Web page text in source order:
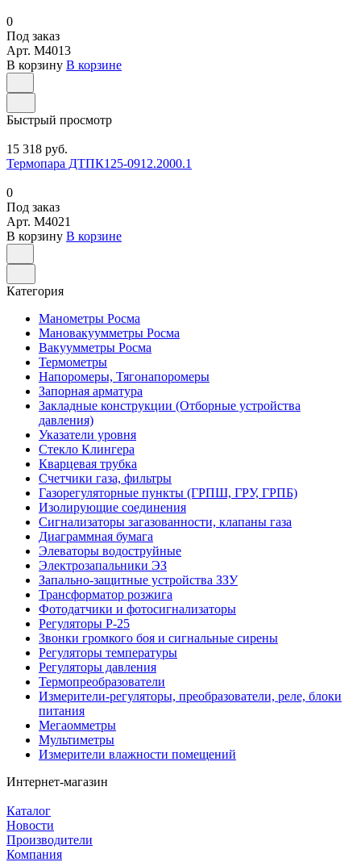
0
Под заказ
Арт. M4013
В корзину В корзине
Быстрый просмотр
15 318 руб.
Термопара ДТПК125-0912.2000.1
0
Под заказ
Арт. M4021
В корзину В корзине
Категория
Манометры Росма
Мановакуумметры Росма
Вакуумметры Росма
Термометры
Напоромеры, Тягонапоромеры
Запорная арматура
Закладные конструкции (Отборные устройства
давления)
Указатели уровня
Стекло Клингера
Кварцевая трубка
Счетчики газа, фильтры
Газорегуляторные пункты (ГРПШ, ГРУ, ГРПБ)
Изолирующие соединения
Сигнализаторы загазованности, клапаны газа
Диаграммная бумага
Элеваторы водоструйные
Электрозапальники ЭЗ
Запально-защитные устройства ЗЗУ
Трансформатор розжига
Фотодатчики и фотосигнализаторы
Регуляторы Р-25
Звонки громкого боя и сигнальные сирены
Регуляторы температуры
Регуляторы давления
Термопреобразователи
Измерители-регуляторы, преобразователи, реле, блоки
питания
Мегаомметры
Мультиметры
Измерители влажности помещений
Интернет-магазин
Каталог
Новости
Производители
Компания